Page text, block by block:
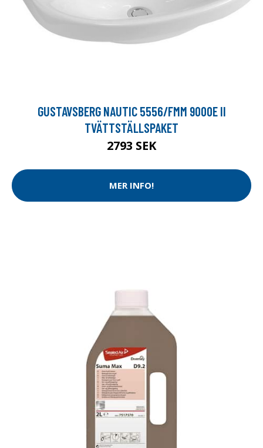
GUSTAVSBERG NAUTIC 5556/FMM 9000E II
TVÄTTSTÄLLSPAKET
2793 SEK
MER INFO!